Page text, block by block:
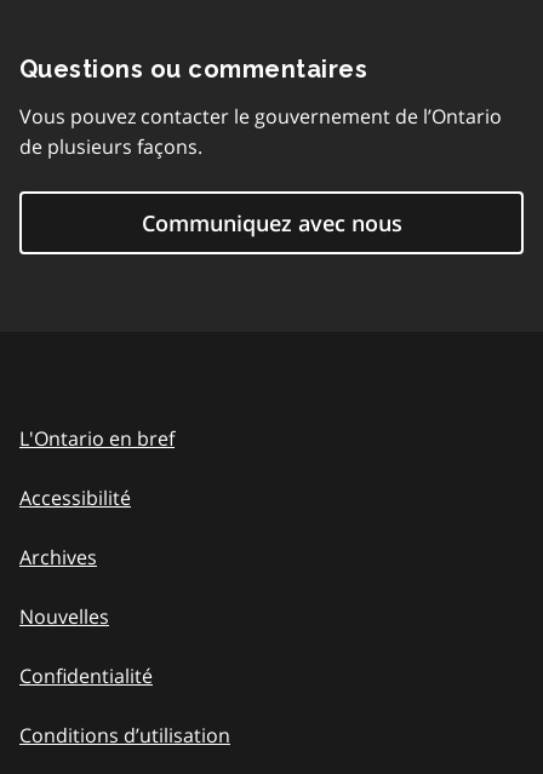
Questions ou commentaires
Vous pouvez contacter le gouvernement de l’Ontario
de plusieurs façons.
Communiquez avec nous
L'Ontario en bref
Accessibilité
Archives
Nouvelles
Confidentialité
Conditions d’utilisation